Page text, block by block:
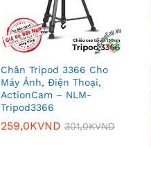
Chân Tripod 3366 Cho
Máy Ảnh, Điện Thoại,
ActionCam – NLM-
Tripod3366
259,0KVND 301,0KVND
259,0KVND 301,0KVND